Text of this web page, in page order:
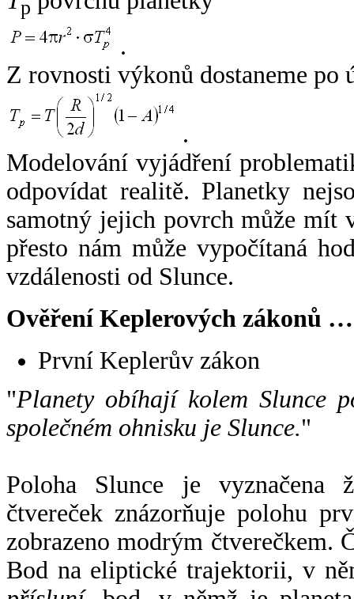
p
.
Z rovnosti výkonů dostaneme po
.
Modelování vyjádření
odpovídat realitě. Planetky
samotný jejich povrch může mít
přesto nám může vypočítaná
vzdálenosti od Slunce.
Ověření Keplerových zákonů …
První Keplerův zákon
"Planety obíhají kolem Slunce
společném ohnisku je Slunce."
Poloha Slunce je vyznačena
čtvereček znázorňuje polohu
zobrazeno modrým čtverečkem.
Bod na eliptické trajektorii, v